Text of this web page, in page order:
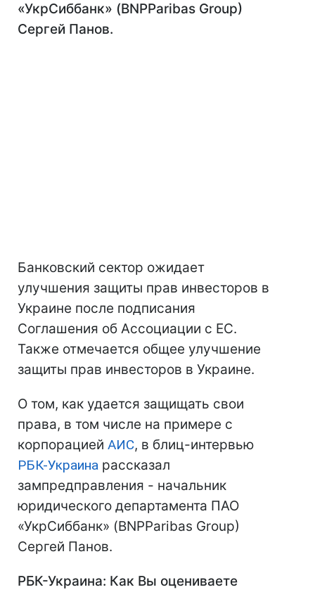
«УкрСиббанк» (BNPParibas Group)
Сергей Панов.
Банковский сектор ожидает
улучшения защиты прав инвесторов в
Украине после подписания
Соглашения об Ассоциации с ЕС.
Также отмечается общее улучшение
защиты прав инвесторов в Украине.
О том, как удается защищать свои
права, в том числе на примере с
корпорацией АИС, в блиц-интервью
РБК-Украина рассказал
зампредправления - начальник
юридического департамента ПАО
«УкрСиббанк» (BNPParibas Group)
Сергей Панов.
РБК-Украина: Как Вы оцениваете